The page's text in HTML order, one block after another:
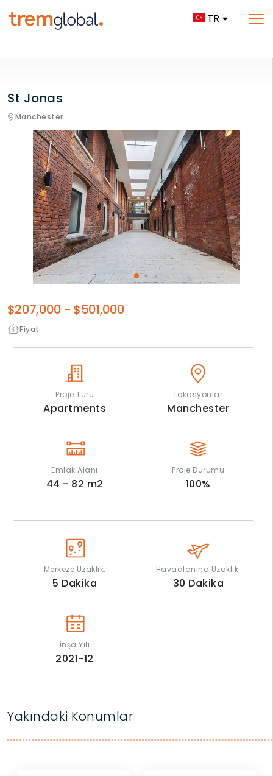
TR
St Jonas
Manchester
Fiyat
$207,000 - $501,000
Proje Türü
Apartments
Lokasyonlar
Manchester
Emlak Alanı
44 - 82 m2
Proje Durumu
100%
Merkeze Uzaklık:
5 Dakika
Havaalanına Uzaklık:
30 Dakika
İnşa Yılı
2021-12
Yakındaki Konumlar